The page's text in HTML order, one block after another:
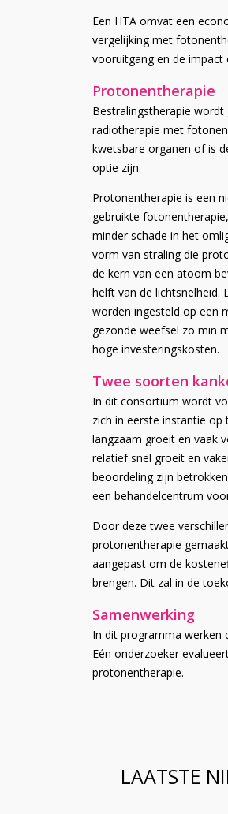
Een HTA omvat een
vergelijking met
vooruitgang en de impact
Protonentherapie
Bestralingstherapie wordt
radiotherapie met
kwetsbare organen of is
optie zijn.
Protonentherapie is een
gebruikte
minder schade in het
vorm van straling die
de kern van een atoom
helft van de lichtsnelheid.
worden ingesteld op een
gezonde weefsel zo min
hoge investeringskosten.
Twee soorten
In dit consortium wordt
zich in eerste instantie
langzaam groeit en vaak
relatief snel groeit en
beoordeling zijn
een behandelcentrum
Door deze twee
protonentherapie
aangepast om de
brengen. Dit zal in de
Samenwerking
In dit programma werken
Eén onderzoeker
protonentherapie.
LAATSTE